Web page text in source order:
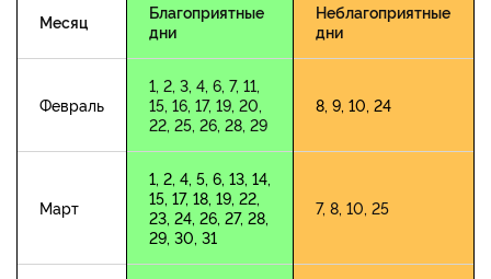
Месяц
Благоприятные
дни
Неблагоприятные
дни
Февраль
1, 2, 3, 4, 6, 7, 11,
15, 16, 17, 19, 20,
22, 25, 26, 28, 29
8, 9, 10, 24
Март
1, 2, 4, 5, 6, 13, 14,
15, 17, 18, 19, 22,
23, 24, 26, 27, 28,
29, 30, 31
7, 8, 10, 25